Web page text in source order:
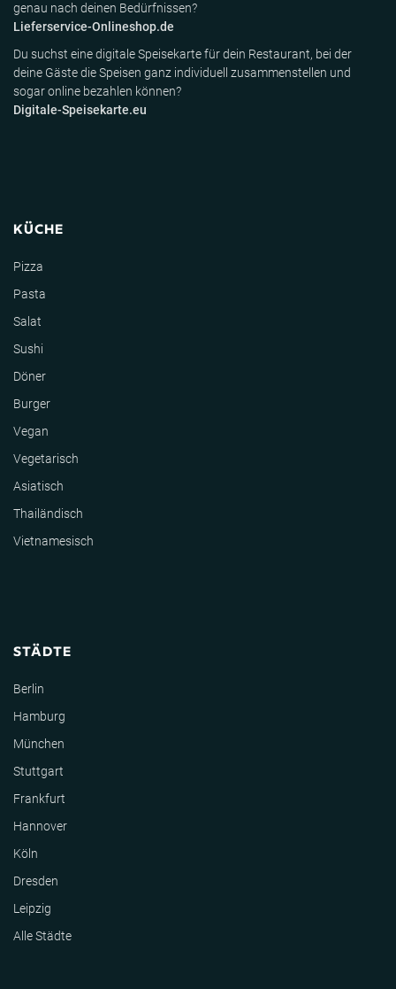
genau nach deinen Bedürfnissen?
Lieferservice-Onlineshop.de
Du suchst eine digitale Speisekarte für dein Restaurant, bei der
deine Gäste die Speisen ganz individuell zusammenstellen und
sogar online bezahlen können?
Digitale-Speisekarte.eu
KÜCHE
Pizza
Pasta
Salat
Sushi
Döner
Burger
Vegan
Vegetarisch
Asiatisch
Thailändisch
Vietnamesisch
STÄDTE
Berlin
Hamburg
München
Stuttgart
Frankfurt
Hannover
Köln
Dresden
Leipzig
Alle Städte